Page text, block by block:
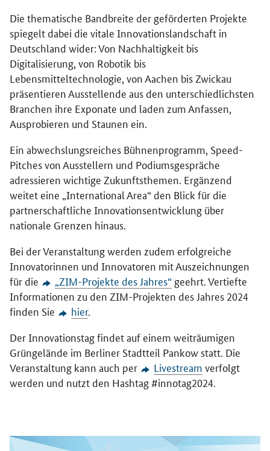
Die thematische Bandbreite der geförderten Projekte
spiegelt dabei die vitale Innovationslandschaft in
Deutschland wider: Von Nachhaltigkeit bis
Digitalisierung, von Robotik bis
Lebensmitteltechnologie, von Aachen bis Zwickau
präsentieren Ausstellende aus den unterschiedlichsten
Branchen ihre Exponate und laden zum Anfassen,
Ausprobieren und Staunen ein.
Ein abwechslungsreiches Bühnenprogramm, Speed-
Pitches von Ausstellern und Podiumsgespräche
adressieren wichtige Zukunftsthemen. Ergänzend
weitet eine „International Area“ den Blick für die
partnerschaftliche Innovationsentwicklung über
nationale Grenzen hinaus.
Bei der Veranstaltung werden zudem erfolgreiche
Innovatorinnen und Innovatoren mit Auszeichnungen
für die
„ZIM-Projekte des Jahres“ geehrt. Vertiefte
Informationen zu den ZIM-Projekten des Jahres 2024
finden Sie
hier.
Der Innovationstag findet auf einem weiträumigen
Grüngelände im Berliner Stadtteil Pankow statt. Die
Veranstaltung kann auch per
Livestream verfolgt
werden und nutzt den Hashtag #innotag2024.
Öffnet Einzelsicht